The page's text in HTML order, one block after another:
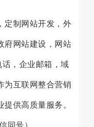
定制网站开发，外
府网站建设，网站
，企业邮箱，域
为互联网整合营销
供高质量服务。